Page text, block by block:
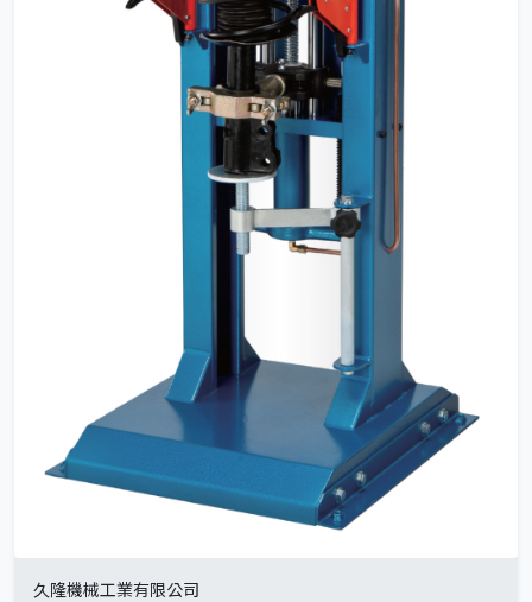
久隆機械工業有限公司